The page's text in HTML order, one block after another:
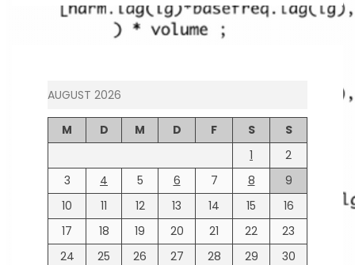
AUGUST 2026
M D M D F S
S
1
2
3
4 5 6 7 8
9
10
11 12 13 14 15
16
17
18 19 20 21 22
23
24
25 26 27 28 29
30